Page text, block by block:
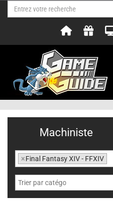
Machiniste
×Final Fantasy XIV - FFXIV